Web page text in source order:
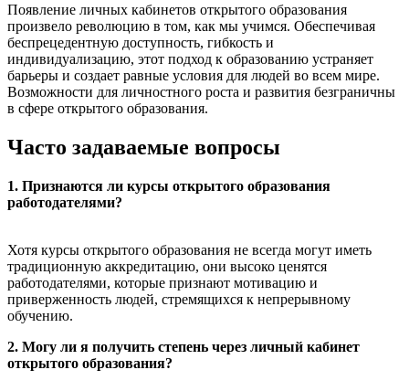
Появление личных кабинетов открытого образования
произвело революцию в том, как мы учимся. Обеспечивая
беспрецедентную доступность, гибкость и
индивидуализацию, этот подход к образованию устраняет
барьеры и создает равные условия для людей во всем мире.
Возможности для личностного роста и развития безграничны
в сфере открытого образования.
Часто задаваемые вопросы
1. Признаются ли курсы открытого образования
работодателями?
Хотя курсы открытого образования не всегда могут иметь
традиционную аккредитацию, они высоко ценятся
работодателями, которые признают мотивацию и
приверженность людей, стремящихся к непрерывному
обучению.
2. Могу ли я получить степень через личный кабинет
открытого образования?